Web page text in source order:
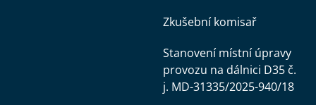
Zkušební komisař
Stanovení místní úpravy
provozu na dálnici D35 č.
j. MD-31335/2025-940/18